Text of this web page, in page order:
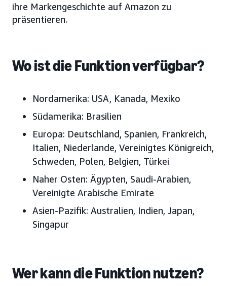
ihre Markengeschichte auf Amazon zu
präsentieren.
Wo ist die Funktion verfügbar?
Nordamerika: USA, Kanada, Mexiko
Südamerika: Brasilien
Europa: Deutschland, Spanien, Frankreich,
Italien, Niederlande, Vereinigtes Königreich,
Schweden, Polen, Belgien, Türkei
Naher Osten: Ägypten, Saudi-Arabien,
Vereinigte Arabische Emirate
Asien-Pazifik: Australien, Indien, Japan,
Singapur
Wer kann die Funktion nutzen?